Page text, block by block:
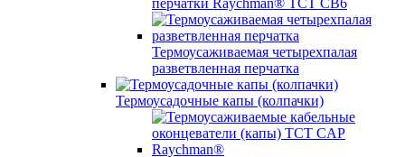
перчатки Raychman® ТСТ СВ6
Термоусаживаемая четырехпалая
разветвленная перчатка
Термоусадочные капы (колпачки)